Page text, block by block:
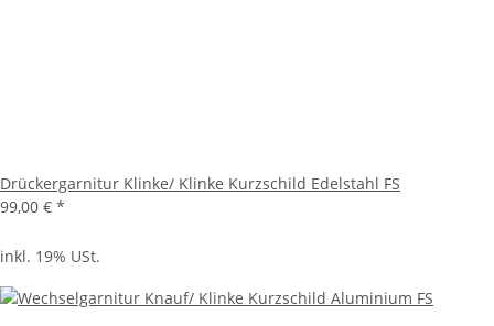
Drückergarnitur Klinke/ Klinke Kurzschild Edelstahl FS
99,00 € *
inkl. 19% USt.